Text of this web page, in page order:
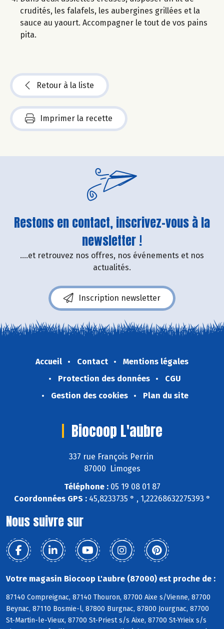
crudités, les falafels, les aubergines grillées et la
sauce au yaourt. Accompagner le tout de vos pains
pita.
Retour à la liste
Imprimer la recette
Restons en contact, inscrivez-vous à la
newsletter !
....et retrouvez nos offres, nos événements et nos
actualités.
Inscription newsletter
Accueil Contact
Mentions légales
Protection des données
CGU
Gestion des cookies
Plan du site
Biocoop L'aubre
337 rue François Perrin
87000 Limoges
Téléphone :05 19 08 01 87
Coordonnées GPS :45,8233735 ° , 1,22268632275393 °
Nous suivre sur
Votre magasin Biocoop L'aubre (87000) est proche de :
87140 Compreignac, 87140 Thouron, 87700 Aixe s/Vienne, 87700
Beynac, 87110 Bosmie-l, 87800 Burgnac, 87800 Jourgnac, 87700
St-Martin-le-Vieux, 87700 St-Priest s/s Aixe, 87700 St-Yrieix s/s